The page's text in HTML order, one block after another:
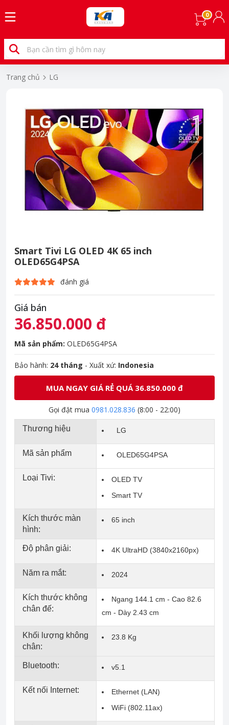
0
Trang chủ LG
Smart Tivi LG OLED 4K 65 inch
OLED65G4PSA
đánh giá
Giá bán
36.850.000 đ
Mã sản phẩm: OLED65G4PSA
Bảo hành: 24 tháng - Xuất xứ: Indonesia
MUA NGAY GIÁ RẺ QUÁ 36.850.000 đ
Gọi đặt mua 0981.028.836 (8:00 - 22:00)
Thương hiệu LG
Mã sản phẩm OLED65G4PSA
Loại Tivi:
OLED TV
Smart TV
Kích thước màn
hình:
65 inch
Độ phân giải: 4K UltraHD (3840x2160px)
Năm ra mắt: 2024
Kích thước không
chân đế:
Ngang 144.1 cm - Cao 82.6
cm - Dày 2.43 cm
Khối lượng không
chân:
23.8 Kg
Bluetooth: v5.1
Kết nối Internet:
Ethernet (LAN)
WiFi (802.11ax)